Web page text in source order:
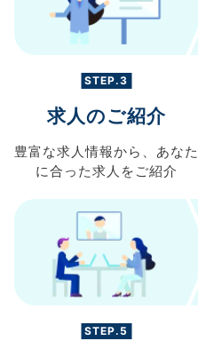
STEP.3
求人のご紹介
豊富な求人情報から、 あなた
に合った求人を ご紹介
STEP.5